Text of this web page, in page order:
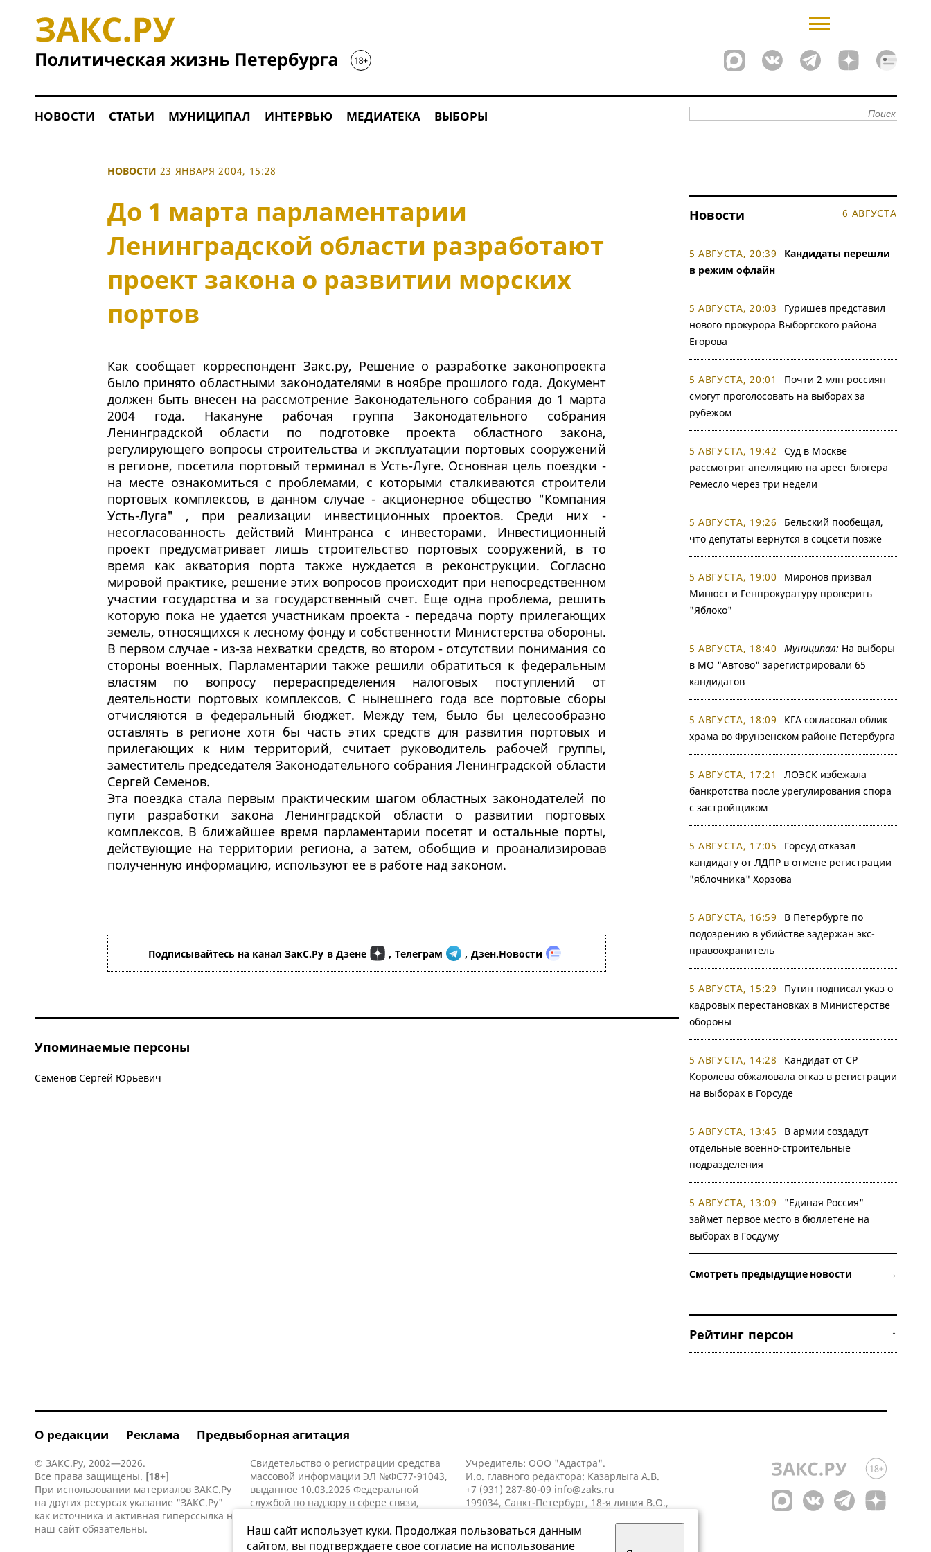
НОВОСТИ СТАТЬИ МУНИЦИПАЛ ИНТЕРВЬЮ МЕДИАТЕКА ВЫБОРЫ
НОВОСТИ 23 ЯНВАРЯ 2004, 15:28
До 1 марта парламентарии
Ленинградской области разработают
проект закона о развитии морских
портов
Как сообщает корреспондент Закс.ру, Решение о разработке законопроекта
было принято областными законодателями в ноябре прошлого года. Документ
должен быть внесен на рассмотрение Законодательного собрания до 1 марта
2004 года. Накануне рабочая группа Законодательного собрания
Ленинградской области по подготовке проекта областного закона,
регулирующего вопросы строительства и эксплуатации портовых сооружений
в регионе, посетила портовый терминал в Усть-Луге. Основная цель поездки -
на месте ознакомиться с проблемами, с которыми сталкиваются строители
портовых комплексов, в данном случае - акционерное общество "Компания
Усть-Луга" , при реализации инвестиционных проектов. Среди них -
несогласованность действий Минтранса с инвесторами. Инвестиционный
проект предусматривает лишь строительство портовых сооружений, в то
время как акватория порта также нуждается в реконструкции. Согласно
мировой практике, решение этих вопросов происходит при непосредственном
участии государства и за государственный счет. Еще одна проблема, решить
которую пока не удается участникам проекта - передача порту прилегающих
земель, относящихся к лесному фонду и собственности Министерства обороны.
В первом случае - из-за нехватки средств, во втором - отсутствии понимания со
стороны военных. Парламентарии также решили обратиться к федеральным
властям по вопросу перераспределения налоговых поступлений от
деятельности портовых комплексов. С нынешнего года все портовые сборы
отчисляются в федеральный бюджет. Между тем, было бы целесообразно
оставлять в регионе хотя бы часть этих средств для развития портовых и
прилегающих к ним территорий, считает руководитель рабочей группы,
заместитель председателя Законодательного собрания Ленинградской области
Сергей Семенов.
Эта поездка стала первым практическим шагом областных законодателей по
пути разработки закона Ленинградской области о развитии портовых
комплексов. В ближайшее время парламентарии посетят и остальные порты,
действующие на территории региона, а затем, обобщив и проанализировав
полученную информацию, используют ее в работе над законом.
Подписывайтесь на канал ЗакС.Ру в Дзене , Телеграм , Дзен.Новости
Упоминаемые персоны
Семенов Сергей Юрьевич
Новости 6 АВГУСТА
5 АВГУСТА, 20:39
Кандидаты перешли
в режим офлайн
5 АВГУСТА, 20:03
Гуришев представил
нового прокурора Выборгского района
Егорова
5 АВГУСТА, 20:01
Почти 2 млн россиян
смогут проголосовать на выборах за
рубежом
5 АВГУСТА, 19:42
Суд в Москве
рассмотрит апелляцию на арест блогера
Ремесло через три недели
5 АВГУСТА, 19:26
Бельский пообещал,
что депутаты вернутся в соцсети позже
5 АВГУСТА, 19:00
Миронов призвал
Минюст и Генпрокуратуру проверить
"Яблоко"
5 АВГУСТА, 18:40 Муниципал: На выборы
в МО "Автово" зарегистрировали 65
кандидатов
5 АВГУСТА, 18:09
КГА согласовал облик
храма во Фрунзенском районе Петербурга
5 АВГУСТА, 17:21
ЛОЭСК избежала
банкротства после урегулирования спора
с застройщиком
5 АВГУСТА, 17:05
Горсуд отказал
кандидату от ЛДПР в отмене регистрации
"яблочника" Хорзова
5 АВГУСТА, 16:59
В Петербурге по
подозрению в убийстве задержан экс-
правоохранитель
5 АВГУСТА, 15:29
Путин подписал указ о
кадровых перестановках в Министерстве
обороны
5 АВГУСТА, 14:28
Кандидат от СР
Королева обжаловала отказ в регистрации
на выборах в Горсуде
5 АВГУСТА, 13:45
В армии создадут
отдельные военно-строительные
подразделения
5 АВГУСТА, 13:09
"Единая Россия"
займет первое место в бюллетене на
выборах в Госдуму
Смотреть предыдущие новости →
Рейтинг персон ↑
О редакции Реклама Предвыборная агитация
© ЗАКС.Ру, 2002—2026.
Все права защищены. [18+]
При использовании материалов ЗАКС.Ру
на других ресурсах указание "ЗАКС.Ру"
как источника и активная гиперссылка на
наш сайт обязательны.
Свидетельство о регистрации средства
массовой информации ЭЛ №ФС77-91043,
выданное 10.03.2026 Федеральной
службой по надзору в сфере связи,
коммуникаций (Роскомнадзор).
Учредитель: ООО "Адастра".
И.о. главного редактора: Казарлыга А.В.
+7 (931) 287-80-09 info@zaks.ru
199034, Санкт-Петербург, 18-я линия В.О.,
Наш сайт использует куки. Продолжая пользоваться данным
сайтом, вы подтверждаете свое согласие на использование